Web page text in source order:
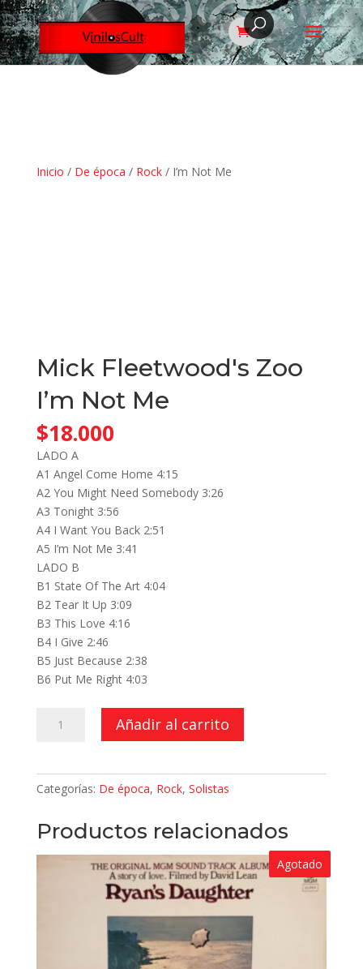
Inicio / De época / Rock/ I’m Not Me
Mick Fleetwood's Zoo
I’m Not Me
$18.000
LADO A
A1 Angel Come Home 4:15
A2 You Might Need Somebody 3:26
A3 Tonight 3:56
A4 I Want You Back 2:51
A5 I’m Not Me 3:41
LADO B
B1 State Of The Art 4:04
B2 Tear It Up 3:09
B3 This Love 4:16
B4 I Give 2:46
B5 Just Because 2:38
B6 Put Me Right 4:03
cantidad
Añadir al carrito
Categorías: De época, Rock, Solistas
Productos relacionados
Agotado